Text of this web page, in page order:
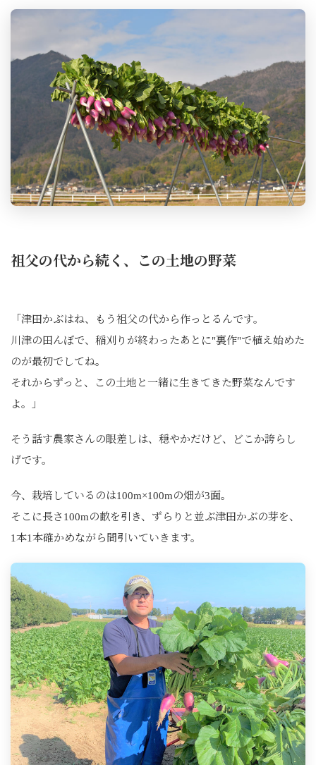
祖父の代から続く、この土地の野菜
「津田かぶはね、もう祖父の代から作っとるんです。
川津の田んぼで、稲刈りが終わったあとに"裏作"で植え始めた
のが最初でしてね。
それからずっと、この土地と一緒に生きてきた野菜なんです
よ。」
そう話す農家さんの眼差しは、穏やかだけど、どこか誇らし
げです。
今、栽培しているのは100m×100mの畑が3面。
そこに長さ100mの畝を引き、ずらりと並ぶ津田かぶの芽を、
1本1本確かめながら間引いていきます。